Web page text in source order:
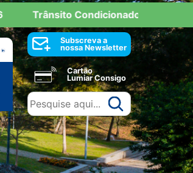
Trânsito Condicionado: Reserva de
Subscreva a
nossa Newsletter
Cartão
Lumiar Consigo